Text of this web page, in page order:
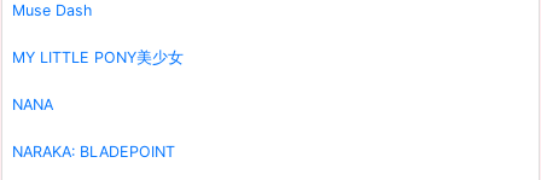
Muse Dash
MY LITTLE PONY美少女
NANA
NARAKA: BLADEPOINT